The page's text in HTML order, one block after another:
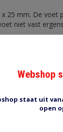
25 mm. De voet
niet vast
voor 0,5 - 1,0 mm2
2,5 mm2
aansluiting 4 en
Webshop
staat uit
open